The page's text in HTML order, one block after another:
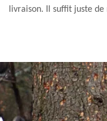
livraison. Il suffit juste de